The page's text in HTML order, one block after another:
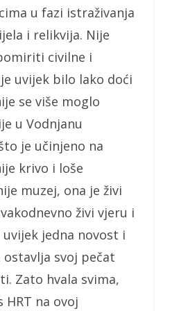
u fazi istraživanja
i relikvija. Nije
civilne i
uvijek bilo lako doći
se više moglo
u Vodnjanu
je učinjeno na
krivo i loše
muzej, ona je živi
živi vjeru i
jedna novost i
ostavlja svoj pečat
Zato hvala svima,
HRT na ovoj